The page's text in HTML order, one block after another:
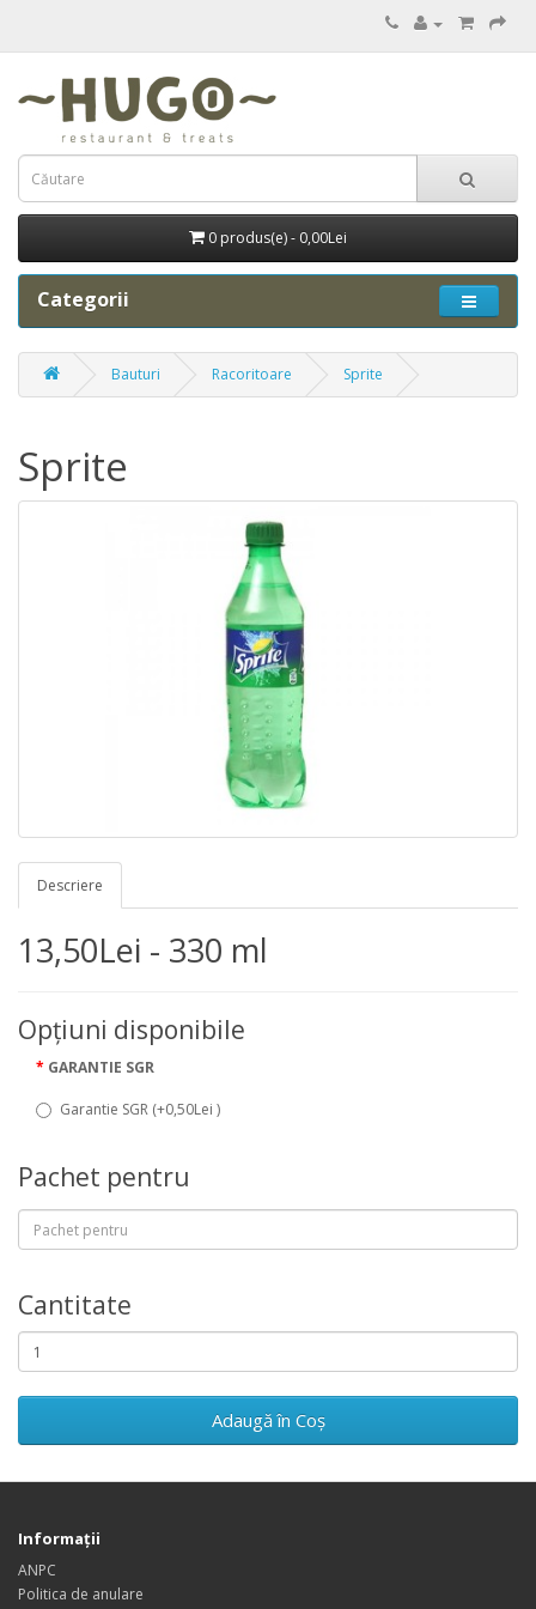
0 produs(e) - 0,00Lei
Categorii
Bauturi Racoritoare Sprite
Sprite
Descriere
13,50Lei - 330 ml
Opţiuni disponibile
GARANTIE SGR
Garantie SGR (+0,50Lei )
Pachet pentru
Cantitate
Adaugă în Coş
Informaţii
ANPC
Politica de anulare